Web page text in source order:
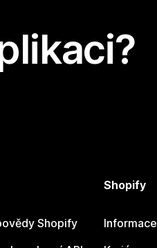
Shopify
Shopify
Informace